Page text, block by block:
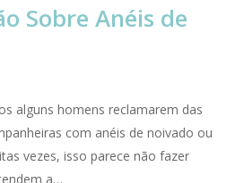
Sobre Anéis de
alguns homens reclamarem das
com anéis de noivado ou
vezes, isso parece não fazer
a…